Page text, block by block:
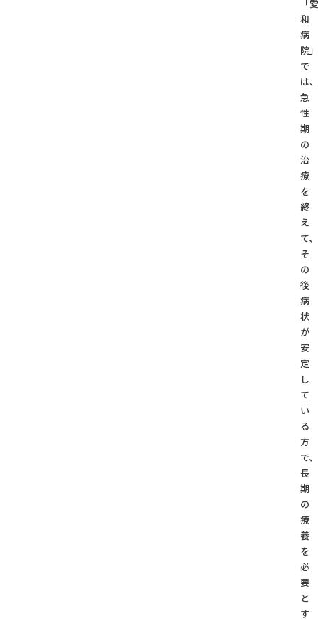
「愛
和
病
院」
で
は、
急
性
期
の
治
療
を
終
え
て、
そ
の
後
病
状
が
安
定
し
て
い
る
方
で、
長
期
の
療
養
を
必
要
と
す